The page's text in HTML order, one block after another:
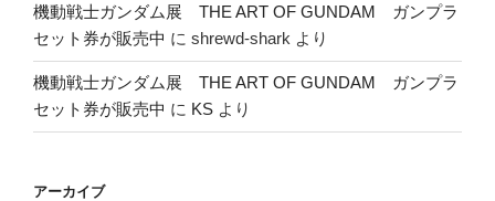
機動戦士ガンダム展 THE ART OF GUNDAM ガンプラ
セット券が販売中 に shrewd-shark より
機動戦士ガンダム展 THE ART OF GUNDAM ガンプラ
セット券が販売中 に KS より
アーカイブ